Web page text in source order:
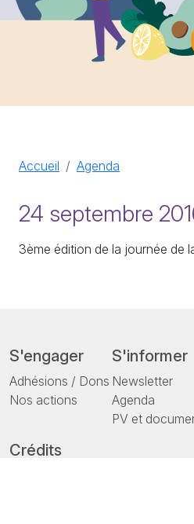
Accueil Agenda
24 septembre
3ème édition de la journée de
S'engager
Adhésions / Dons
Nos actions
S'informer
Newsletter
Agenda
PV et
Crédits